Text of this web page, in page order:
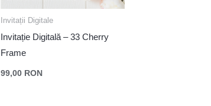
Invitații Digitale
Invitație Digitală – 33 Cherry
Frame
99,00 RON